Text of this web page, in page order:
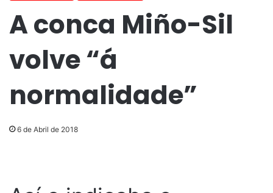
A conca Miño-Sil
volve “á
normalidade”
6 de Abril de 2018